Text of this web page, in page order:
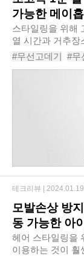
가능한 메이
스타일링을 위해
열 시간과 거추장
아침 시간일수록
해 무선 제품을
#무선고데기 #무
#판고데기 #남자
#메이홉그래핀
모발손상 방
동 가능한 아
헤어 스타일링을
이용하는 것이 훨
테크리뷰 | 2024.01.19